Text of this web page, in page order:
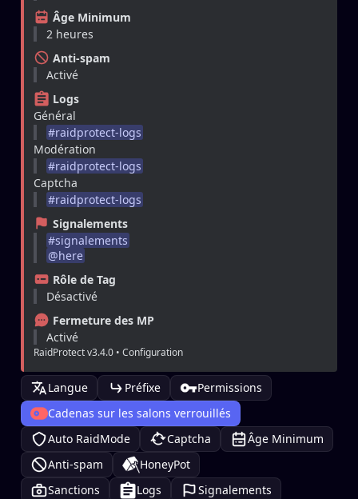
Âge Minimum
2 heures
Anti-spam
Activé
Logs
Général
#raidprotect-logs
Modération
#raidprotect-logs
Captcha
#raidprotect-logs
Signalements
#signalements
@here
Rôle de Tag
Désactivé
Fermeture des MP
Activé
RaidProtect v3.4.0 • Configuration
Langue Préfixe
Permissions
Cadenas sur les salons verrouillés
Auto RaidMode
Captcha
Âge Minimum
Anti-spam
HoneyPot
Sanctions
Logs
Signalements